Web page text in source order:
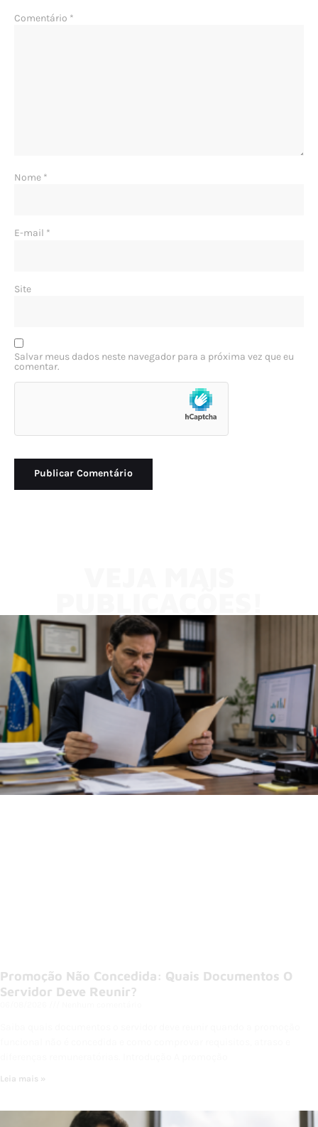
Comentário *
Nome *
E-mail *
Site
Salvar meus dados neste navegador para a próxima vez que eu
comentar.
Promoção Não Concedida: Quais Documentos O
Servidor Deve Reunir?
Leia mais »